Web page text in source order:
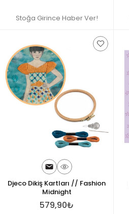
Stoğa Girince Haber Ver!
Djeco Dikiş Kartları // Fashion
Midnight
579,90₺